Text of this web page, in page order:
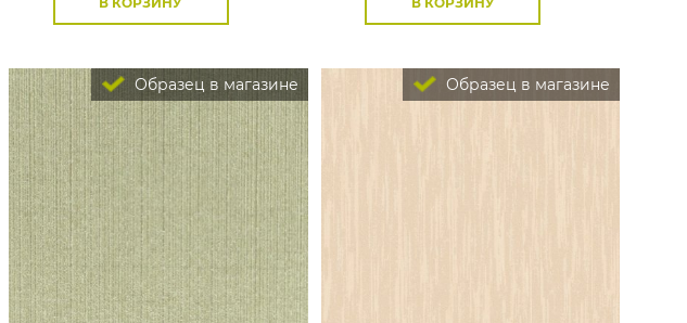
Образец в магазине Образец в магазине